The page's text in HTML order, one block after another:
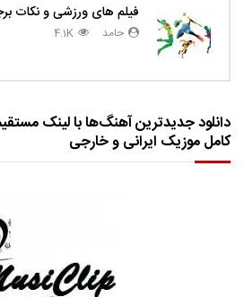
فیلم های ورزشی و نکات
حامد 4.1K
دانلود جدیدترین آهنگ‌ها با لینک
کامل موزیک ایرانی و خارجی